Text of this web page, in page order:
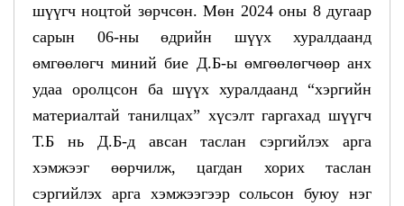
шүүгч ноцтой зөрчсөн. Мөн 2024 оны 8 дугаар
сарын 06-ны өдрийн шүүх хуралдаанд
өмгөөлөгч миний бие Д.Б-ы өмгөөлөгчөөр анх
удаа оролцсон ба шүүх хуралдаанд “хэргийн
материалтай танилцах” хүсэлт гаргахад шүүгч
Т.Б нь Д.Б-д авсан таслан сэргийлэх арга
хэмжээг өөрчилж, цагдан хорих таслан
сэргийлэх арга хэмжээгээр сольсон буюу нэг